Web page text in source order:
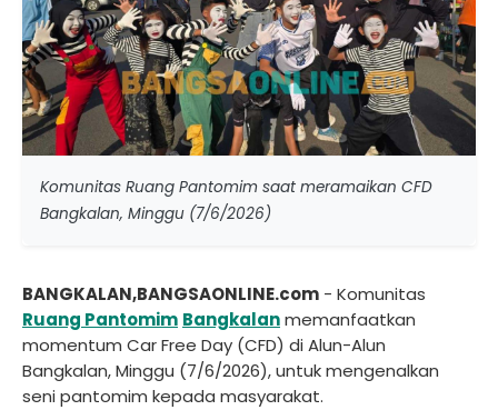
Komunitas Ruang Pantomim saat meramaikan CFD
Bangkalan, Minggu (7/6/2026)
BANGKALAN,BANGSAONLINE.com - Komunitas
Ruang Pantomim Bangkalanmemanfaatkan
momentum Car Free Day (CFD) di Alun-Alun
Bangkalan, Minggu (7/6/2026), untuk mengenalkan
seni pantomim kepada masyarakat.